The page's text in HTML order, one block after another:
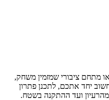
מתחם ציבורי שמזמין משחק,
יחד אתכם, לתכנן פתרון
ועד ההתקנה בשטח.